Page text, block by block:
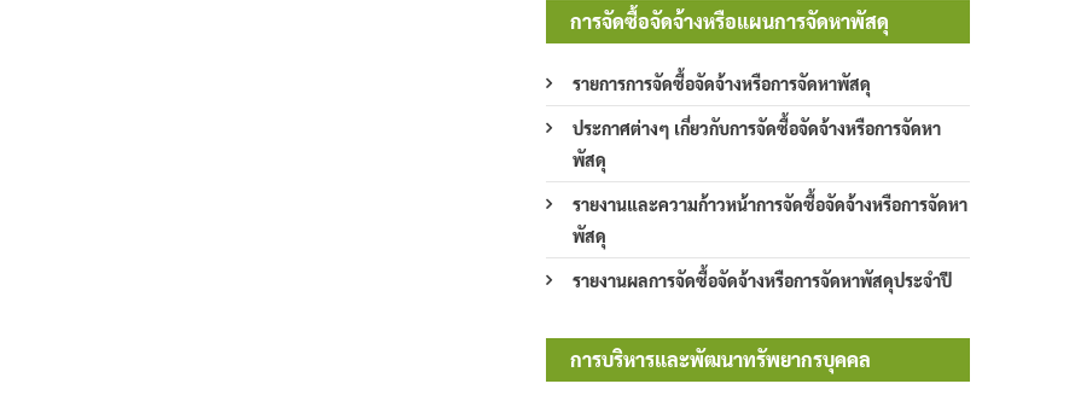
การจัดซื้อจัดจ้างหรือแผนการจัดหาพัสดุ
รายการการจัดซื้อจัดจ้างหรือการจัดหาพัสดุ
ประกาศต่างๆ เกี่ยวกับการจัดซื้อจัดจ้างหรือการจัดหา
พัสดุ
รายงานและความก้าวหน้าการจัดซื้อจัดจ้างหรือการจัดหา
พัสดุ
รายงานผลการจัดซื้อจัดจ้างหรือการจัดหาพัสดุประจำปี
การบริหารและพัฒนาทรัพยากรบุคคล